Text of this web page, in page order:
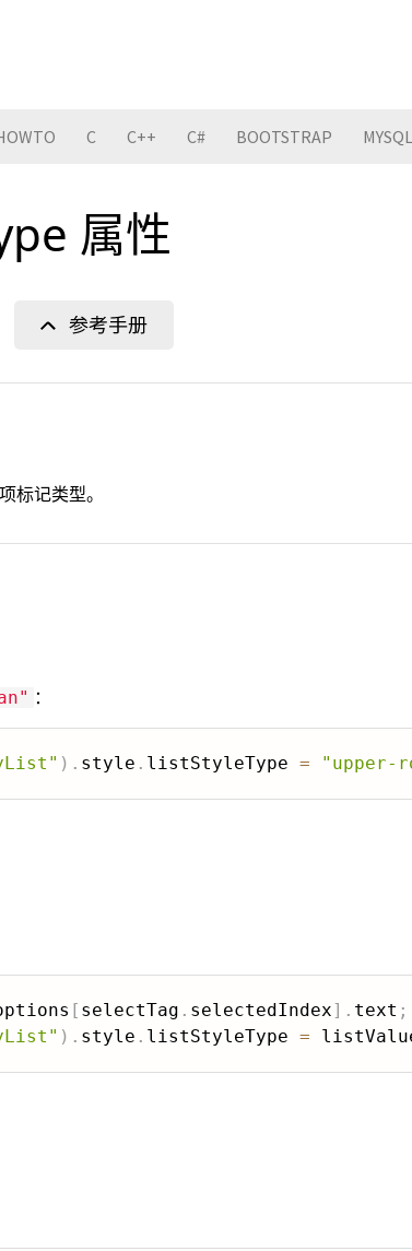
C C++ C# BOOTSTRAP MYSQL
属性
标记类型。
：
) . style . listStyleType = "upper-
[ selectTag . selectedIndex] . text ;
) . style . listStyleType =